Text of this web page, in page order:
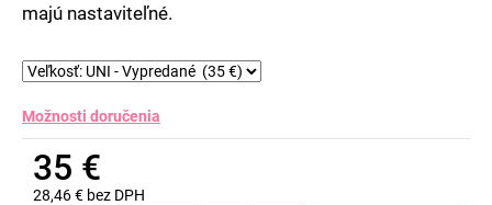
majú nastaviteľné.
Možnosti doručenia
35 €
28,46 € bez DPH